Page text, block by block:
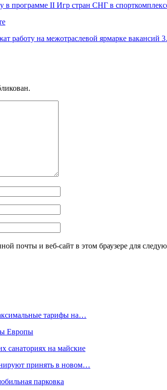
в программе II Игр стран СНГ в
работу на межотраслевой ярмарке вакансий
почты и веб-сайт в этом браузере для
тарифы на…
Европы
санаториях на майские
принять в новом…
парковка